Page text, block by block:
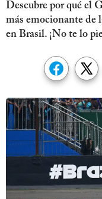
Descubre por qué el
más emocionante de
en Brasil. ¡No te lo